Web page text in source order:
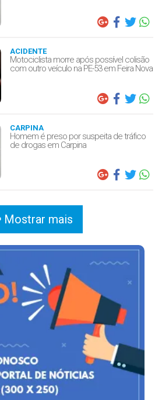
ACIDENTE
Motociclista morre após possível colisão
com outro veículo na PE-53 em Feira Nova
CARPINA
Homem é preso por suspeita de tráfico
de drogas em Carpina
Mostrar mais